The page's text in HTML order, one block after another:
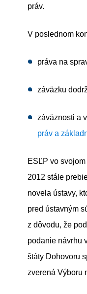
práv.
V poslednom
práva na
záväzku
záväznosti a
práv a
ESĽP vo
2012 stále
novela ústavy,
pred ústavným
z dôvodu, že
podanie návrhu
štáty Dohovoru
zverená Výboru